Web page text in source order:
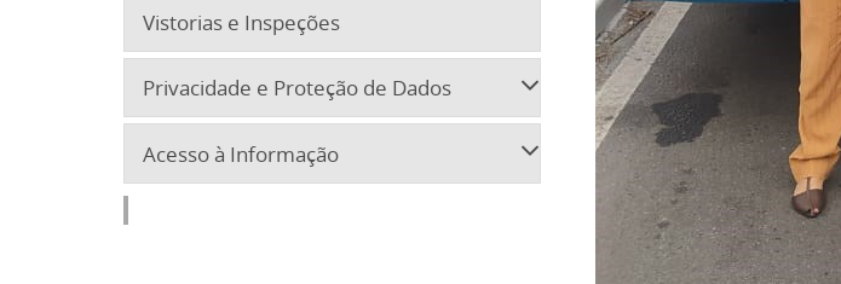
Vistorias e Inspeções
Privacidade e Proteção de Dados
Acesso à Informação